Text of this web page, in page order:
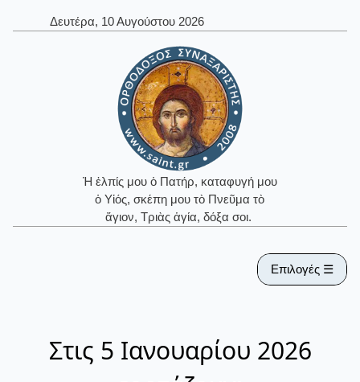
Δευτέρα, 10 Αυγούστου 2026
Ἡ ἐλπίς μου ὁ Πατήρ, καταφυγή μου
ὁ Υἱός, σκέπη μου τὸ Πνεῦμα τὸ
ἅγιον, Τριὰς ἁγία, δόξα σοι.
Επιλογές ☰
Στις 5 Ιανουαρίου 2026